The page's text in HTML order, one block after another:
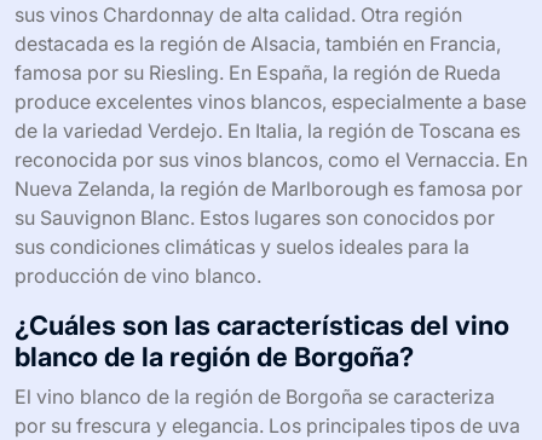
sus vinos Chardonnay de alta calidad. Otra región
destacada es la región de Alsacia, también en Francia,
famosa por su Riesling. En España, la región de Rueda
produce excelentes vinos blancos, especialmente a base
de la variedad Verdejo. En Italia, la región de Toscana es
reconocida por sus vinos blancos, como el Vernaccia. En
Nueva Zelanda, la región de Marlborough es famosa por
su Sauvignon Blanc. Estos lugares son conocidos por
sus condiciones climáticas y suelos ideales para la
producción de vino blanco.
¿Cuáles son las características del vino
blanco de la región de Borgoña?
El vino blanco de la región de Borgoña se caracteriza
por su frescura y elegancia. Los principales tipos de uva